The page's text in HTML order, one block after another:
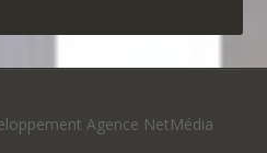
Agence NetMédia